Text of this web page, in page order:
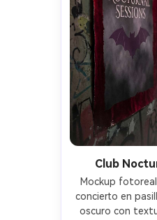
Club
Mockup
concierto en
oscuro con